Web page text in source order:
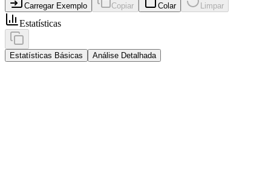
Carregar Exemplo Copiar Colar Limpar
Estatísticas
Estatísticas Básicas Análise Detalhada